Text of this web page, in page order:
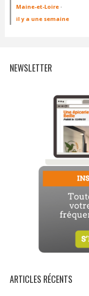
Maine-et-Loire ·
il y a une semaine
NEWSLETTER
ARTICLES RÉCENTS